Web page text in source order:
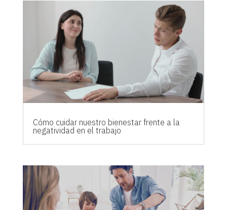
Cómo cuidar nuestro bienestar frente a la
negatividad en el trabajo